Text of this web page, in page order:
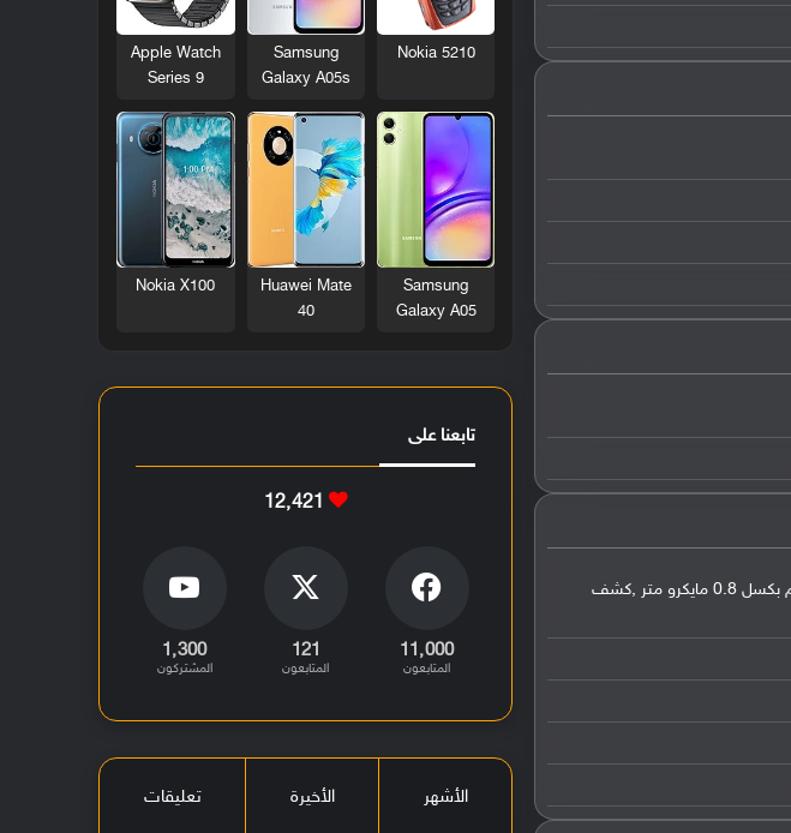
عدسة عريضة بدقة 13 ميجابكسل ( فتحة عدسة f/2.2, حجم مستشعر ( 118˚ ), حجم بكسل 0.8 مايكرو متر ,كشف
Nokia 5210
Samsung
Galaxy A05s
Apple Watch
Series 9
Samsung
Galaxy A05
Huawei Mate
40
Nokia X100
تابعنا على
12٬421
11٬000
المتابعون
121
المتابعون
1٬300
المشتركون
الأشهر الأخيرة تعليقات